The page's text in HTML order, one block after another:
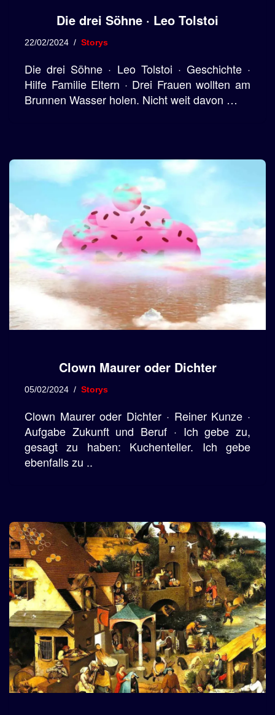
Die drei Söhne · Leo Tolstoi
22/02/2024 Storys
Die drei Söhne · Leo Tolstoi · Geschichte ·
Hilfe Familie Eltern · Drei Frauen wollten am
Brunnen Wasser holen. Nicht weit davon …
Clown Maurer oder Dichter
05/02/2024 Storys
Clown Maurer oder Dichter · Reiner Kunze ·
Aufgabe Zukunft und Beruf · Ich gebe zu,
gesagt zu haben: Kuchenteller. Ich gebe
ebenfalls zu ..